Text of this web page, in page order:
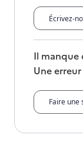
Écrivez-
Il manque
Une erreur
Faire une